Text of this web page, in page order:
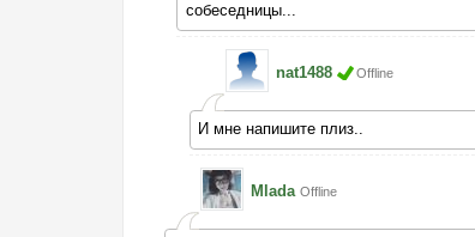
собеседницы...
nat1488 Offline
И мне напишите плиз..
Mlada Offline